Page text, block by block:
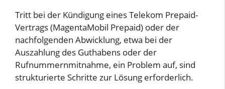
Tritt bei der Kündigung eines Telekom Prepaid-
Vertrags (MagentaMobil Prepaid) oder der
nachfolgenden Abwicklung, etwa bei der
Auszahlung des Guthabens oder der
Rufnummernmitnahme, ein Problem auf, sind
strukturierte Schritte zur Lösung erforderlich.